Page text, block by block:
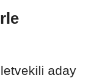
aday